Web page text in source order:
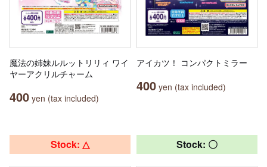
魔法の姉妹ルルットリリィ ワイ
ヤーアクリルチャーム
400 yen (tax included)
アイカツ！ コンパクトミラー
400 yen (tax included)
Stock: △ Stock: 〇